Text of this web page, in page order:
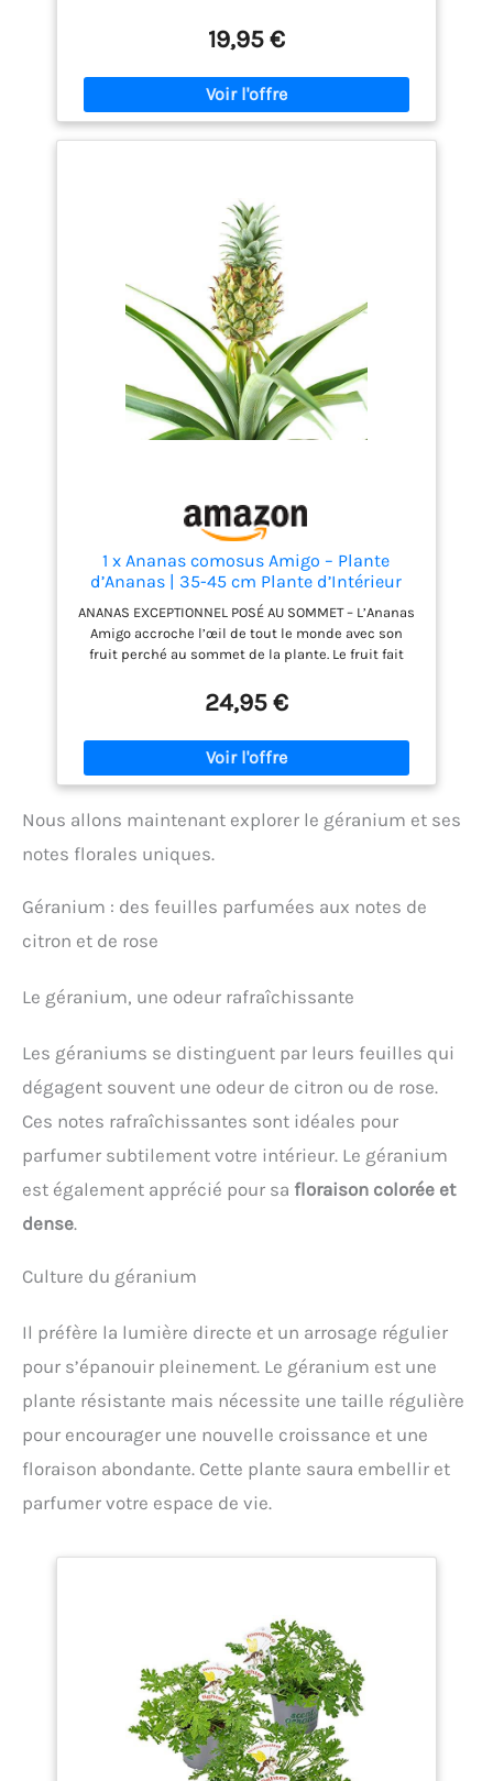
d’activité physique. DETOX est la combinaison de 4
plantes aux vertus détoxifiantes : Thé Vert,
Artichaut, Pissenlit et Sauge, reconnues
traditionnellement pour leurs actions synergiques
dans l’organisme et plus précisément sur le
système digestif. Enrichi en Bromélaïne (extrait de
éliminer la rétention d’eau. DIGÉRER : contribuer à
un métabolisme lipidique normal. DÉTOXIFIER :
faciliter l’élimination des toxines notamment à
travers les organes « filtres » comme le foie et la
vésicule biliaire.
19,95 €
1 x Ananas comosus Amigo – Plante
d’Ananas | 35-45 cm Plante d’Intérieur
Cadeau en Pot
ANANAS EXCEPTIONNEL POSÉ AU SOMMET – L’Ananas
Amigo accroche l’œil de tout le monde avec son
fruit perché au sommet de la plante. Le fruit fait
qui le passe, peut bien le voir si nettement situé en
haut de la plante. FEUILLAGE QUI SE DEROULE – Le
feuillage vert foncé de cette plante se déroule et
s’étale beaucoup plus que le font d’autres plantes
d’intérieur. Comme le feuillage de la plante est
l’année et il donnera une bonne touche exotique à
purifie l’air car elle élimine les polluants nocifs et
tout en laissant une atmosphère propre et fraiche.
toucher, il est temps d’arroser la plante. L’arrosage
réduit durant les mois d’hiver quand les
températures baissent. Pour son entretien vous
placer en pleine lumière mais sans soleil direct.
d'illustration uniquement. Les plantes sont
fournies dans des pots de pépinière et le pot de
24,95 €
Nous allons maintenant explorer le géranium et ses
notes florales uniques.
Géranium : des feuilles parfumées aux notes de
citron et de rose
Le géranium, une odeur rafraîchissante
Les géraniums se distinguent par leurs feuilles qui
dégagent souvent une odeur de citron ou de rose.
Ces notes rafraîchissantes sont idéales pour
parfumer subtilement votre intérieur. Le géranium
est également apprécié pour sa floraison colorée et
dense.
Culture du géranium
Il préfère la lumière directe et un arrosage régulier
pour s’épanouir pleinement. Le géranium est une
plante résistante mais nécessite une taille régulière
pour encourager une nouvelle croissance et une
floraison abondante. Cette plante saura embellir et
parfumer votre espace de vie.